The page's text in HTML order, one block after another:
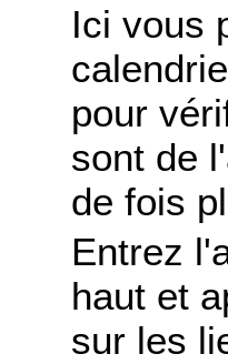
Ici vous
pour
sont de
de fois
Entrez
haut et
sur les